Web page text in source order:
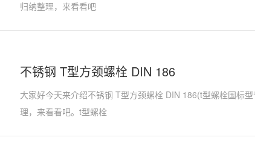
归纳整理，来看看吧
不锈钢 T型方颈螺栓 DIN 186
大家好今天来介绍不锈钢 T型方颈螺栓 DIN 186(t型螺栓国标
理，来看看吧。t型螺栓